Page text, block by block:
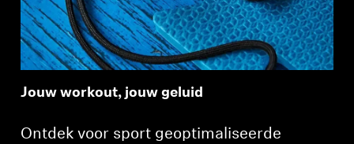
Jouw workout, jouw geluid
Ontdek voor sport geoptimaliseerde